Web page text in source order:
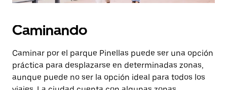
Caminando
Caminar por el parque Pinellas puede ser una opción
práctica para desplazarse en determinadas zonas,
aunque puede no ser la opción ideal para todos los